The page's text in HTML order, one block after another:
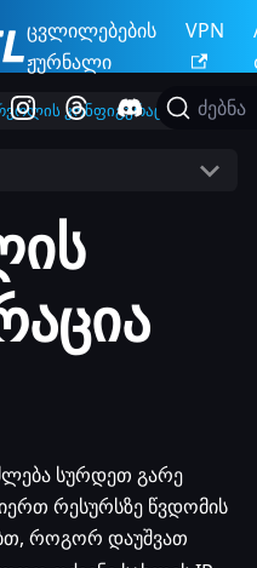
ცვლილებების
ჟურნალი
VPN
ძებნა
კონფიგურაცია
სურდეთ გარე
რესურსზე წვდომის
როგორ დაუშვათ